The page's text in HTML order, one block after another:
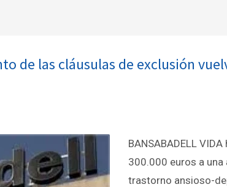
de las cláusulas de exclusión
BANSABADELL
300.000 euros a
trastorno ansioso-